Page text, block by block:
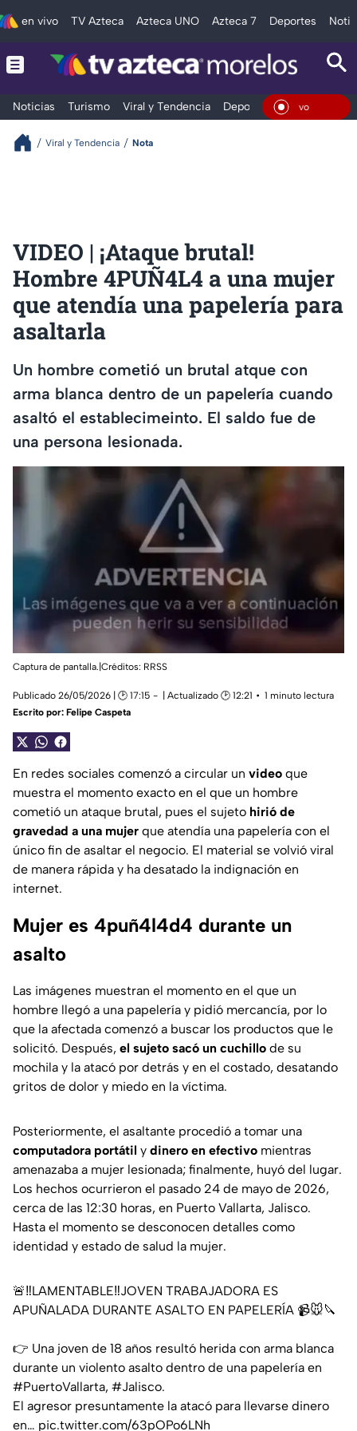
en vivo TV Azteca Azteca UNO Azteca 7 Deportes
Noticias Turismo Viral y Tendencia Deportes Espectáculos
En
Viral y Tendencia Nota
VIDEO | ¡Ataque brutal!
Hombre 4PUÑ4L4 a una mujer
que atendía una papelería para
asaltarla
Un hombre cometió un brutal atque con
arma blanca dentro de un papelería cuando
asaltó el establecimeinto. El saldo fue de
una persona lesionada.
Captura de pantalla.|Créditos: RRSS
Publicado 26/05/2026 | 🕑 17:15 | Actualizado 🕑 12:21
1 minuto lectura
Escrito por: Felipe Caspeta
En redes sociales comenzó a circular un video que
muestra el momento exacto en el que un hombre
cometió un ataque brutal, pues el sujeto hirió de
gravedad a una mujer que atendía una papelería con el
único fin de asaltar el negocio. El material se volvió viral
de manera rápida y ha desatado la indignación en
internet.
Mujer es 4puñ4l4d4 durante un
asalto
Las imágenes muestran el momento en el que un
hombre llegó a una papelería y pidió mercancía, por lo
que la afectada comenzó a buscar los productos que le
solicitó. Después, el sujeto sacó un cuchillo de su
mochila y la atacó por detrás y en el costado, desatando
gritos de dolor y miedo en la víctima.
Posteriormente, el asaltante procedió a tomar una
computadora portátil y dinero en efectivo mientras
amenazaba a mujer lesionada; finalmente, huyó del lugar.
Los hechos ocurrieron el pasado 24 de mayo de 2026,
cerca de las 12:30 horas, en Puerto Vallarta, Jalisco.
Hasta el momento se desconocen detalles como
identidad y estado de salud la mujer.
🚨‼️LAMENTABLE‼️JOVEN TRABAJADORA ES
APUÑALADA DURANTE ASALTO EN PAPELERÍA 📹🐭🔪
👉 Una joven de 18 años resultó herida con arma blanca
durante un violento asalto dentro de una papelería en
#PuertoVallarta, #Jalisco.
El agresor presuntamente la atacó para llevarse dinero
en… pic.twitter.com/63pOPo6LNh